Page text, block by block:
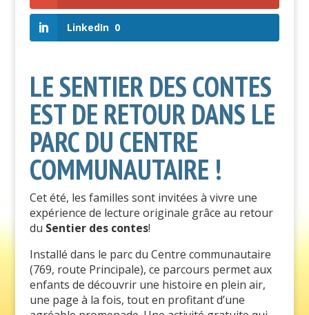
LinkedIn 0
LE SENTIER DES CONTES
EST DE RETOUR DANS LE
PARC DU CENTRE
COMMUNAUTAIRE !
Cet été, les familles sont invitées à vivre une
expérience de lecture originale grâce au retour
du Sentier des contes!
Installé dans le parc du Centre communautaire
(769, route Principale), ce parcours permet aux
enfants de découvrir une histoire en plein air,
une page à la fois, tout en profitant d’une